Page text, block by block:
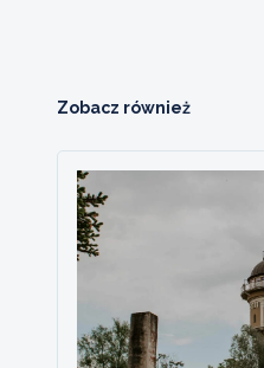
Zobacz również